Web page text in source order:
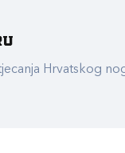
Hrvatskog